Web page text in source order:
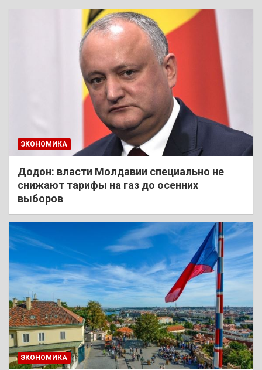
ЭКОНОМИКА
Додон: власти Молдавии специально не
снижают тарифы на газ до осенних
выборов
ЭКОНОМИКА